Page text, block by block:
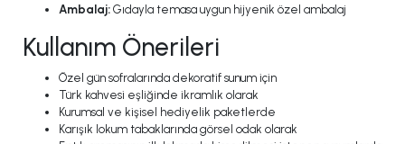
Ambalaj: Gıdayla temasa uygun hijyenik özel ambalaj
Kullanım Önerileri
Özel gün sofralarında dekoratif sunum için
Türk kahvesi eşliğinde ikramlık olarak
Kurumsal ve kişisel hediyelik paketlerde
Karışık lokum tabaklarında görsel odak olarak